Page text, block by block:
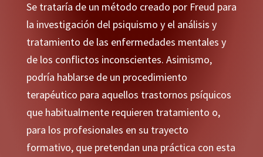
Se trataría de un método creado por Freud para
la investigación del psiquismo y el análisis y
tratamiento de las enfermedades mentales y
de los conflictos inconscientes. Asimismo,
podría hablarse de un procedimiento
terapéutico para aquellos trastornos psíquicos
que habitualmente requieren tratamiento o,
para los profesionales en su trayecto
formativo, que pretendan una práctica con esta